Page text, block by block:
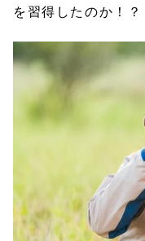
を習得したのか！？